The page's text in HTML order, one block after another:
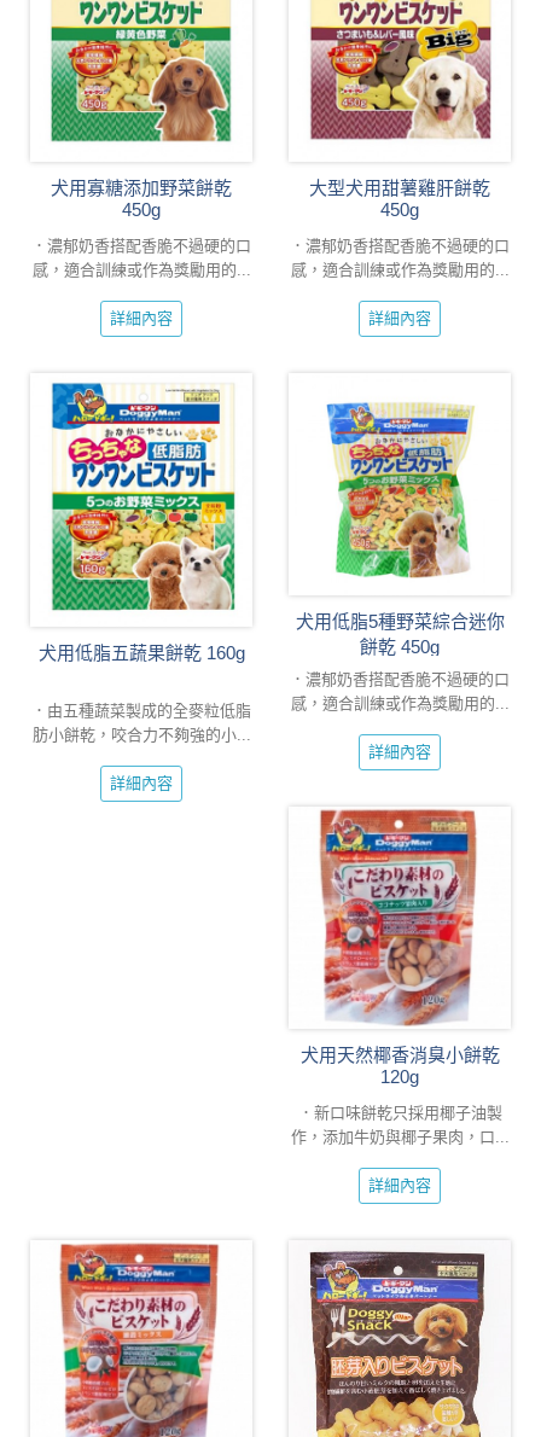
犬用寡糖添加野菜餅乾
450g
．濃郁奶香搭配香脆不過硬的口
感，適合訓練或作為獎勵用的...
詳細內容
大型犬用甜薯雞肝餅乾
450g
．濃郁奶香搭配香脆不過硬的口
感，適合訓練或作為獎勵用的...
詳細內容
犬用低脂五蔬果餅乾 160g
．由五種蔬菜製成的全麥粒低脂
肪小餅乾，咬合力不夠強的小...
詳細內容
犬用低脂5種野菜綜合迷你
餅乾 450g
．濃郁奶香搭配香脆不過硬的口
感，適合訓練或作為獎勵用的...
詳細內容
犬用天然椰香消臭小餅乾
120g
．新口味餅乾只採用椰子油製
作，添加牛奶與椰子果肉，口...
詳細內容